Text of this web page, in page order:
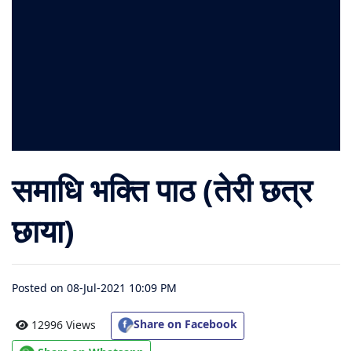
भजन
संग्रह
पाठशाला
समाधि भक्ति पाठ (तेरी छत्र
छाया)
Posted on 08-Jul-2021 10:09 PM
12996 Views
Share on Facebook